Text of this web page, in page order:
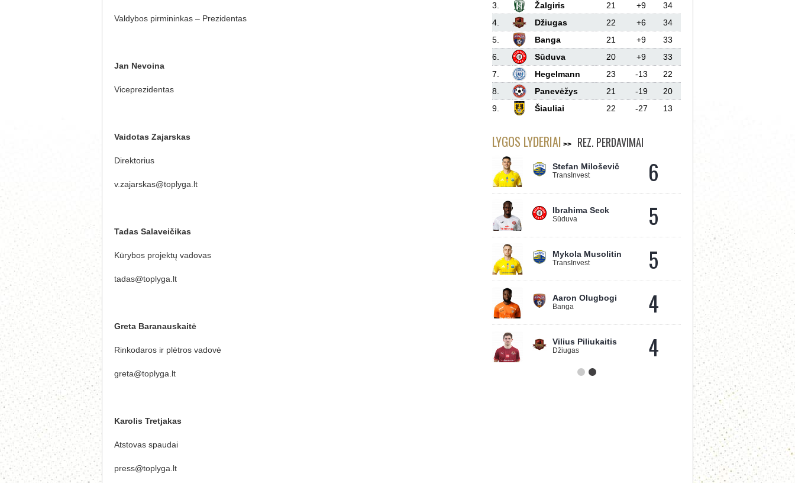
Valdybos pirmininkas – Prezidentas
Jan Nevoina
Viceprezidentas
Vaidotas Zajarskas
Direktorius
v.zajarskas@toplyga.lt
Tadas Salaveičikas
Kūrybos projektų vadovas
tadas@toplyga.lt
Greta Baranauskaitė
Rinkodaros ir plėtros vadovė
greta@toplyga.lt
Karolis Tretjakas
Atstovas spaudai
press@toplyga.lt
3.
Žalgiris 21 +9
34
4.
Džiugas 22 +6
34
5.
Banga 21 +9
33
6.
Sūduva 20 +9
33
7.
Hegelmann 23 -13
22
8.
Panevėžys 21 -19
20
9.
Šiauliai 22 -27 13
LYGOS LYDERIAI REZ. PERDAVIMAI
Stefan Miloševič
TransInvest 6
Ibrahima Seck
Sūduva 5
Mykola Musolitin
TransInvest 5
Aaron Olugbogi
Banga 4
Vilius Piliukaitis
Džiugas 4